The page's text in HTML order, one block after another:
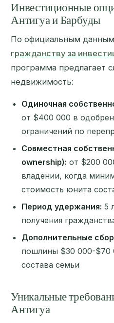
Инвестиционные
Антигуа и Барбуды
По официальным данным
гражданству за
программа предлагает
недвижимость:
Одиночная
от $400 000 в
ограничений по
Совместная
ownership): от $200
владении, когда
стоимость юнита
Период удержания: 5
получения
Дополнительные
пошлины $30 000-$70
состава семьи
Уникальные
Антигуа